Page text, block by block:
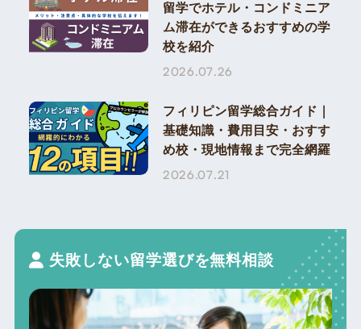
留学でホテル・コンドミニア
ム滞在ができるおすすめの学
校を紹介
2026.07.26
フィリピン留学総合ガイド｜
基礎知識・費用目安・おすす
め校・現地情報まで完全網羅
2026.07.21
失敗しない留学選びを無料相談